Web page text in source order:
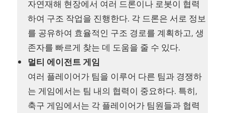
자연재해 현장에서 여러 드론이나 로봇이 협력
하여 구조 작업을 진행한다. 각 드론은 서로 정보
를 공유하여 효율적인 구조 경로를 계획하고, 생
존자를 빠르게 찾는 데 도움을 줄 수 있다.
멀티 에이전트 게임
여러 플레이어가 팀을 이루어 다른 팀과 경쟁하
는 게임에서는 팀 내의 협력이 중요하다. 특히,
축구 게임에서는 각 플레이어가 팀원들과 협력